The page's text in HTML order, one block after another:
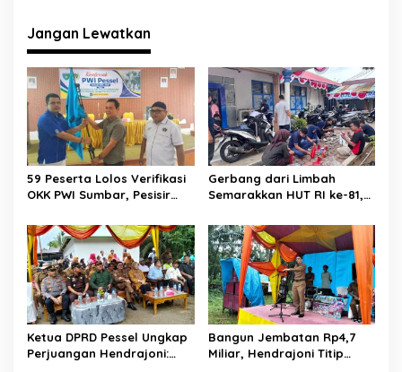
g
a
s
i
p
o
s
Jangan Lewatkan
59 Peserta Lolos Verifikasi
OKK PWI Sumbar, Pesisir
11 Peserta
Gerbang dari Limbah
Semarakkan HUT RI ke-81,
Gaungkan Semangat Cinta
Lingkungan
Ketua DPRD Pessel Ungkap
Perjuangan Hendrajoni:
Bangun Jembatan Rp4,7
Miliar, Hendrajoni Titip